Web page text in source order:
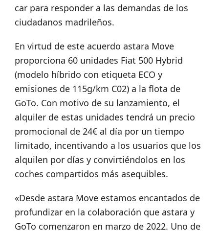
car para responder a las demandas de los
ciudadanos madrileños.
En virtud de este acuerdo astara Move
proporciona 60 unidades Fiat 500 Hybrid
(modelo híbrido con etiqueta ECO y
emisiones de 115g/km C02) a la flota de
GoTo. Con motivo de su lanzamiento, el
alquiler de estas unidades tendrá un precio
promocional de 24€ al día por un tiempo
limitado, incentivando a los usuarios que los
alquilen por días y convirtiéndolos en los
coches compartidos más asequibles.
«Desde astara Move estamos encantados de
profundizar en la colaboración que astara y
GoTo comenzaron en marzo de 2022. Uno de